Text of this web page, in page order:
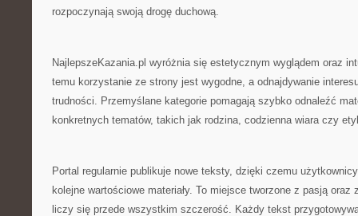
rozpoczynają swoją drogę duchową.
NajlepszeKazania.pl wyróżnia się estetycznym wyglądem oraz
temu korzystanie ze strony jest wygodne, a odnajdywanie
trudności. Przemyślane kategorie pomagają szybko odnaleźć
konkretnych tematów, takich jak rodzina, codzienna wiara czy
Portal regularnie publikuje nowe teksty, dzięki czemu
kolejne wartościowe materiały. To miejsce tworzone z pasją oraz
liczy się przede wszystkim szczerość. Każdy tekst